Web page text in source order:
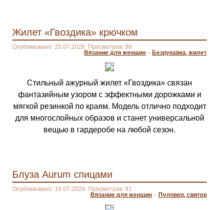
Жилет «Гвоздика» крючком
Опубликовано: 25.07.2026. Просмотров: 86
Вязание для женщин – Безрукавка, жилет
Стильный ажурный жилет «Гвоздика» связан
фантазийным узором с эффектными дорожками и
мягкой резинкой по краям. Модель отлично подходит
для многослойных образов и станет универсальной
вещью в гардеробе на любой сезон.
Блуза Aurum спицами
Опубликовано: 18.07.2026. Просмотров: 81
Вязание для женщин – Пуловер, свитер